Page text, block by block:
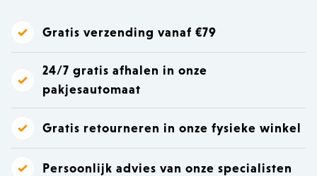
Gratis verzending vanaf €79
24/7 gratis afhalen in onze
pakjesautomaat
Gratis retourneren in onze fysieke winkel
Persoonlijk advies van onze specialisten